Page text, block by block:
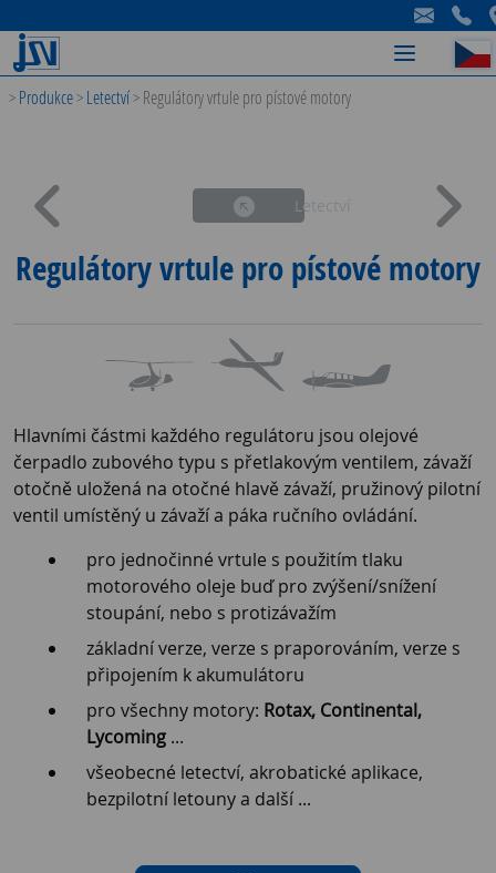
-
-
-
>Produkce>Letectví>Regulátory vrtule pro pístové motory
Letectví
Regulátory vrtule pro pístové motory
Hlavními částmi každého regulátoru jsou olejové
čerpadlo zubového typu s přetlakovým ventilem, závaží
otočně uložená na otočné hlavě závaží, pružinový pilotní
ventil umístěný u závaží a páka ručního ovládání.
pro jednočinné vrtule s použitím tlaku
motorového oleje buď pro zvýšení/snížení
stoupání, nebo s protizávažím
základní verze, verze s praporováním, verze s
připojením k akumulátoru
pro všechny motory: Rotax, Continental,
Lycoming...
všeobecné letectví, akrobatické aplikace,
bezpilotní letouny a další ...